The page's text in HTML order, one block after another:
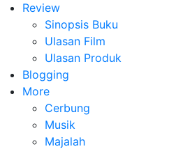
Review
Sinopsis Buku
Ulasan Film
Ulasan Produk
Blogging
More
Cerbung
Musik
Majalah